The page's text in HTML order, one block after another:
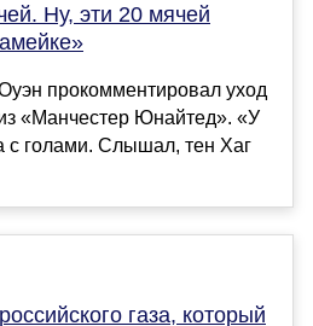
Ну, эти 20 мячей
прокомментировал уход
«Манчестер Юнайтед». «У
голами. Слышал, тен Хаг
газа, который